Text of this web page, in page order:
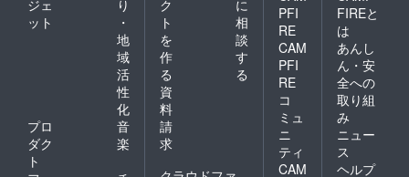
EE店内
(滋賀県
湖南市
石部西
1-5-7)
日時：
個別に
ご相談
の上、
催行さ
せてい
ただき
ジェ
ット
り
・
地
域
活
性
化
プロ
ダク
ト
音
楽
ク
ト
を
作
る
に
相
談
す
る
資
料
請
求
PFI
RE
CAM
PFI
RE
コ
ミュ
ニ
ティ
CAM
FIREと
は
あんし
ん・安
全への
取り組
み
ニュー
ス
ヘルプ